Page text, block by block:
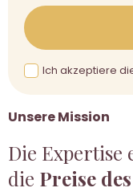
Unsere Mission
Die Expertise
die Preise
Ich akzeptiere